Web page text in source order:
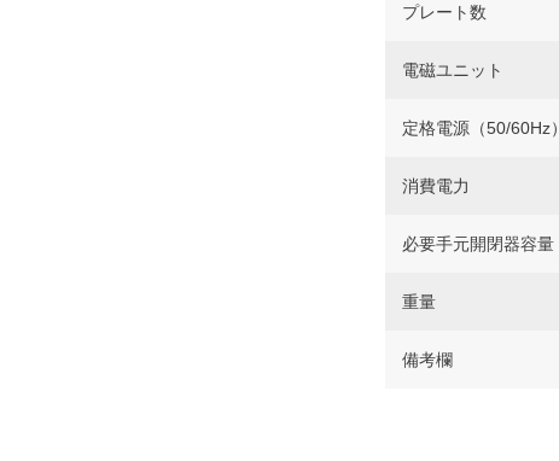
プレート数
電磁ユニット
定格電源（50/60Hz）
消費電力
必要手元開閉器容量
重量
備考欄